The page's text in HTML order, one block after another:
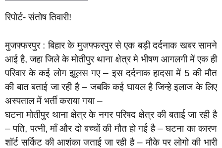
रिपोर्ट- संतोष तिवारी!
मुजफ्फरपुर : बिहार के मुजफ्फरपुर से एक बड़ी दर्दनाक खबर सामने
आई है, जहा जिले के मोतीपुर थाना क्षेत्र मे भीषण आगलगी में एक ही
परिवार के कई लोग झूलस गए – इस दर्दनाक हादसा में 5 की मौत
की बात बताई जा रही है – जबकि कई घायल है जिन्हे इलाज के लिए
अस्पताल में भर्ती कराया गया –
घटना मोतीपुर थाना क्षेत्र के नगर परिषद क्षेत्र की बताई जा रही है
– पति, पत्नी, माँ और दो बच्चों की मौत हो गई है – घटना का कारण
शॉर्ट सर्किट की आशंका जताई जा रही है – मौके पर लोगो की भारी